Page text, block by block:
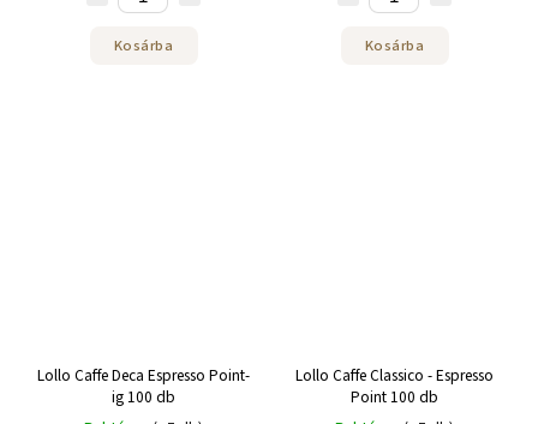
Kosárba Kosárba
Lollo Caffe Deca Espresso Point-
ig 100 db
Lollo Caffe Classico - Espresso
Point 100 db